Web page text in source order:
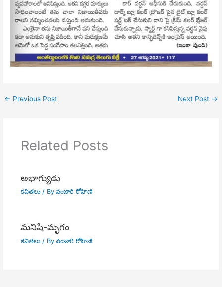
← Previous Post Next Post →
Related Posts
అభాగ్యుడు
కవితలు/ By వంజారి రోహిణి
మనిషి-మృగం
కవితలు/ By వంజారి రోహిణి